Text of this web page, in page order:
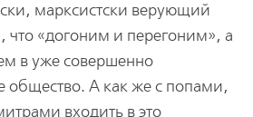
марксистски верующий
что «догоним и перегоним», а
в уже совершенно
общество. А как же с попами,
входить в это